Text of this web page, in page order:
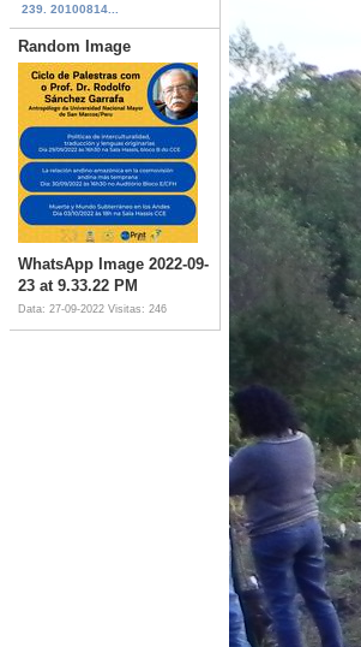
239. 20100814...
Random Image
WhatsApp Image 2022-09-
23 at 9.33.22 PM
Data: 27-09-2022 Visitas: 246